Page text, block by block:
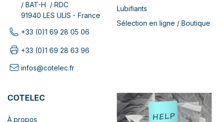
/ BAT-H / RDC
91940 LES ULIS - France
+33 (0)1 69 28 05 06
+33 (0)1 69 28 63 96
infos@cotelec.fr
Lubifiants
Sélection en ligne / Boutique
COTELEC
À propos